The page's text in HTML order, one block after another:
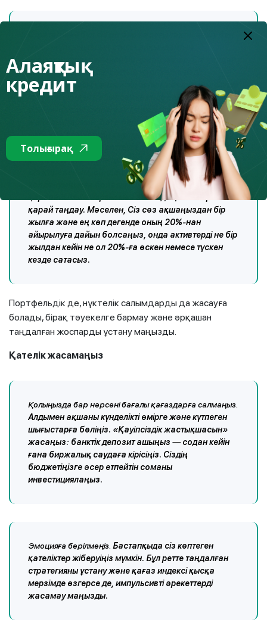
активтермен сауда-саттық жүргізетініңізді,
операцияларды қандай жилікпен жасайтыныңызды
және шешімдер қабылдау кезінде нені басшылыққа
алтыныңызды шешіп алу қажет. Сіз
жаңалықтармен, баға белгілеулермен және
нарыққа әсер ететін сыртқы факторлармен
танысып, оларды зерттеуге уақыт бөлуге дайын
екеніңізді шешіп алыңыз.
Сіз қарапайым, сондай-ақ аралас стратегияларды
қолдануыңызға болады. Оның ішіндегі ең
қарапайымы – мерзім мен залалдың мөлшеріне
қарай таңдау. Мәселен, Сіз сөз ақшаңыздан бір
жылға және ең көп дегенде оның 20%-нан
айырылуға дайын болсаңыз, онда активтерді не бір
жылдан кейін не ол 20%-ға өскен немесе түскен
кезде сатасыз.
Портфельдік де, нүктелік салымдарды да жасауға
болады, бірақ тәуекелге бармау және әрқашан
таңдалған жоспарды ұстану маңызды.
Қателік жасамаңыз
Қолыңызда бар нәрсені бағалы қағаздарға салмаңыз.
Алдымен ақшаны күнделікті өмірге және күтпеген
шығыстарға бөліңіз. «Қауіпсіздік жастықшасын»
жасаңыз: банктік депозит ашыңыз — содан кейін
ғана биржалық саудаға кірісіңіз. Сіздің
бюджетіңізге әсер етпейтін соманы
инвестициялаңыз.
Эмоцияға берілмеңіз. Бастапқыда сіз көптеген
қателіктер жіберуіңіз мүмкін. Бұл ретте таңдалған
стратегияны ұстану және қағаз индексі қысқа
мерзімде өзгерсе де, импульсивті әрекеттерді
жасамау маңызды.
Алаяқтық
кредит
Толығырақ